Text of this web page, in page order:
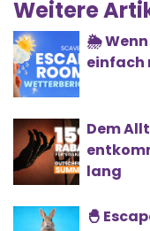
Weitere
🌦️
einfach
Dem
lang
🐣